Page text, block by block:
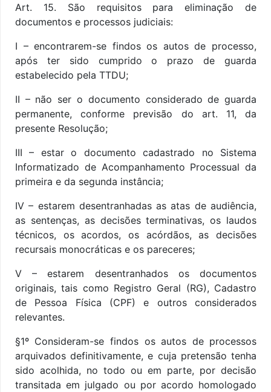
Art. 15. São requisitos para eliminação de
documentos e processos judiciais:
I – encontrarem-se findos os autos de processo,
após ter sido cumprido o prazo de guarda
estabelecido pela TTDU;
II – não ser o documento considerado de guarda
permanente, conforme previsão do art. 11, da
presente Resolução;
III – estar o documento cadastrado no Sistema
Informatizado de Acompanhamento Processual da
primeira e da segunda instância;
IV – estarem desentranhadas as atas de audiência,
as sentenças, as decisões terminativas, os laudos
técnicos, os acordos, os acórdãos, as decisões
recursais monocráticas e os pareceres;
V – estarem desentranhados os documentos
originais, tais como Registro Geral (RG), Cadastro
de Pessoa Física (CPF) e outros considerados
relevantes.
§1º Consideram-se findos os autos de processos
arquivados definitivamente, e cuja pretensão tenha
sido acolhida, no todo ou em parte, por decisão
transitada em julgado ou por acordo homologado